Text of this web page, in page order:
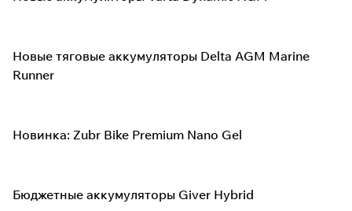
Новые тяговые аккумуляторы Delta AGM Marine
Runner
Новинка: Zubr Bike Premium Nano Gel
Бюджетные аккумуляторы Giver Hybrid